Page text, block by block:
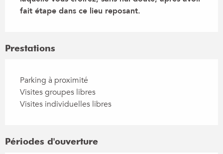
fait étape dans ce lieu reposant.
Prestations
Parking à proximité
Visites groupes libres
Visites individuelles libres
Périodes d'ouverture